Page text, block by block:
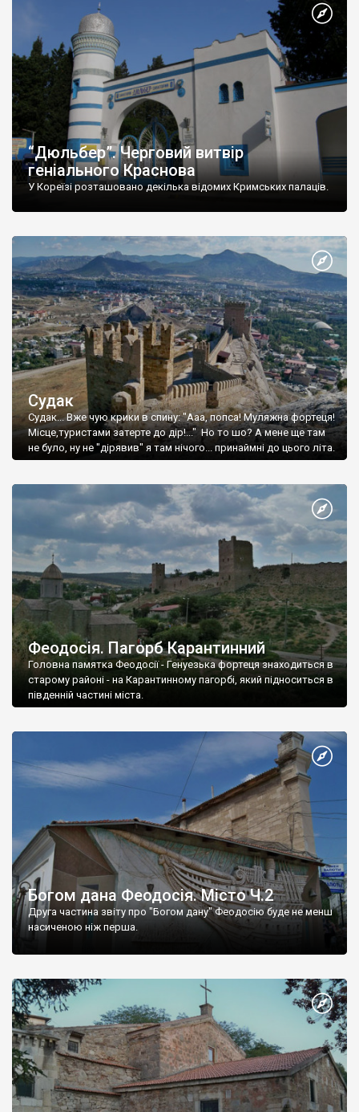
“Дюльбер”. Черговий витвір
геніального Краснова
У Кореїзі розташовано декілька відомих Кримських палаців.
Судак
Судак... Вже чую крики в спину: "Ааа, попса! Муляжна фортеця!
Місце,туристами затерте до дір!..." Но то шо? А мене ще там
не було, ну не "дірявив" я там нічого... принаймні до цього літа.
Феодосія. Пагорб Карантинний
Головна памятка Феодосії - Генуезька фортеця знаходиться в
старому районі - на Карантинному пагорбі, який підноситься в
південній частині міста.
Богом дана Феодосія. Місто Ч.2
Друга частина звіту про "Богом дану" Феодосію буде не менш
насиченою ніж перша.